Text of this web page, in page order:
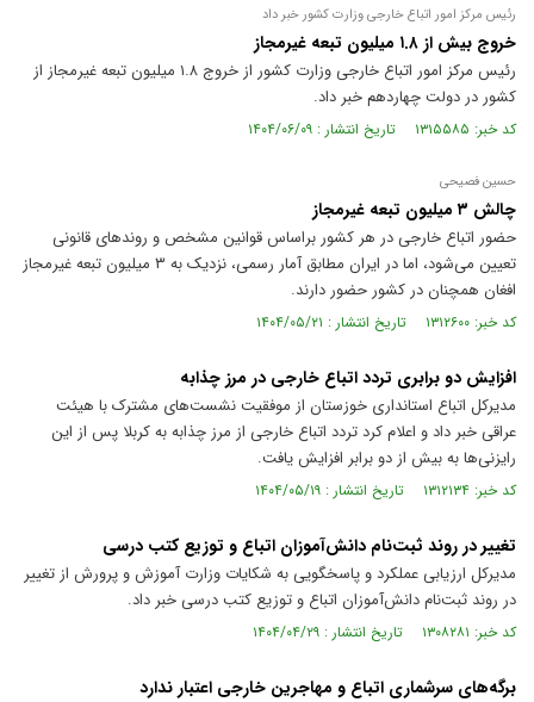
رئیس مرکز امور اتباع خارجی وزارت کشور خبر داد
خروج بیش از ۱.۸ میلیون تبعه غیرمجاز
رئیس مرکز امور اتباع خارجی وزارت کشور از خروج ۱.۸ میلیون تبعه غیرمجاز از
کشور در دولت چهاردهم خبر داد.
کد خبر: ۱۳۱۵۵۸۵ تاریخ انتشار : ۱۴۰۴/۰۶/۰۹
حسین فصیحی
چالش ۳ میلیون تبعه غیرمجاز
حضور اتباع خارجی در هر کشور براساس قوانین مشخص و روند‌های قانونی
تعیین می‌شود، اما در ایران مطابق آمار رسمی، نزدیک به ۳ میلیون تبعه غیرمجاز
افغان همچنان در کشور حضور دارند.
کد خبر: ۱۳۱۲۶۰۰ تاریخ انتشار : ۱۴۰۴/۰۵/۲۱
افزایش دو برابری تردد اتباع خارجی در مرز چذابه
مدیرکل اتباع استانداری خوزستان از موفقیت نشست‌های مشترک با هیئت
عراقی خبر داد و اعلام کرد تردد اتباع خارجی از مرز چذابه به کربلا پس از این
رایزنی‌ها به بیش از دو برابر افزایش یافت.
کد خبر: ۱۳۱۲۱۳۴ تاریخ انتشار : ۱۴۰۴/۰۵/۱۹
تغییر در روند ثبت‌نام دانش‌آموزان اتباع و توزیع کتب درسی
مدیرکل ارزیابی عملکرد و پاسخگویی به شکایات وزارت آموزش و پرورش از تغییر
در روند ثبت‌نام دانش‌آموزان اتباع و توزیع کتب درسی خبر داد.
کد خبر: ۱۳۰۸۲۸۱ تاریخ انتشار : ۱۴۰۴/۰۴/۲۹
برگه‌های سرشماری اتباع و مهاجرین خارجی اعتبار ندارد